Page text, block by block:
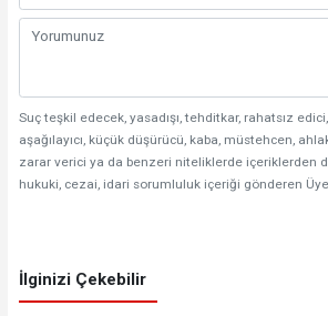
Suç teşkil edecek, yasadışı, tehditkar, rahatsız
aşağılayıcı, küçük düşürücü, kaba, müstehcen,
zarar verici ya da benzeri niteliklerde içeriklerden
hukuki, cezai, idari sorumluluk içeriği gönderen
İlginizi Çekebilir